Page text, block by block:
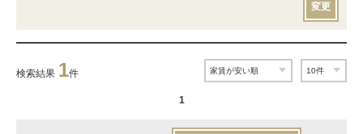
変更
検索結果 1件
1